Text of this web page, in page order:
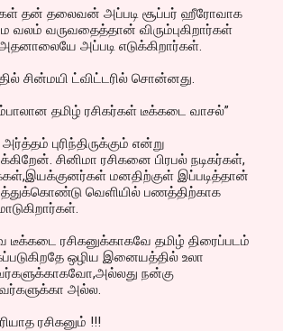
தன் தலைவன் அப்படி சூப்பர் ஹீரோவாக
வலம் வருவதைத்தான் விரும்புகிறார்கள்
அப்படி எடுக்கிறார்கள்.
சின்மயி ட்விட்டரில் சொன்னது.
தமிழ் ரசிகர்கள் டீக்கடை வாசல்”
புரிந்திருக்கும் என்று
சினிமா ரசிகனை பிரபல் நடிகர்கள்,
மனதிற்குள் இப்படித்தான்
வெளியில் பணத்திற்காக
ரசிகனுக்காகவே தமிழ் திரைப்படம்
ஒழிய இனையத்தில் உலா
நன்கு
அல்ல.
ரசிகனும் !!!